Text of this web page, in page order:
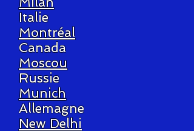
Italie
Montréal
Canada
Moscou
Russie
Munich
Allemagne
New Delhi